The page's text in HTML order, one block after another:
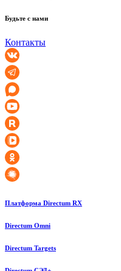
Будьте с нами
Контакты
Платформа Directum RX
Directum Omni
Directum Targets